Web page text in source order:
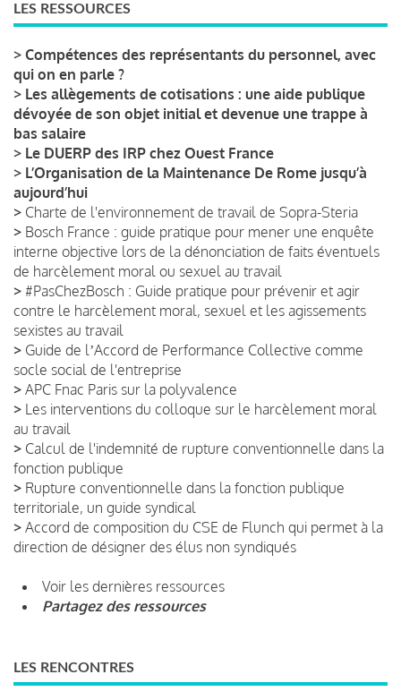
LES RESSOURCES
> Compétences des représentants du personnel, avec
qui on en parle ?
> Les allègements de cotisations : une aide publique
dévoyée de son objet initial et devenue une trappe à
bas salaire
> Le DUERP des IRP chez Ouest France
> L’Organisation de la Maintenance De Rome jusqu’à
aujourd’hui
> Charte de l'environnement de travail de Sopra-Steria
> Bosch France : guide pratique pour mener une enquête
interne objective lors de la dénonciation de faits éventuels
de harcèlement moral ou sexuel au travail
> #PasChezBosch : Guide pratique pour prévenir et agir
contre le harcèlement moral, sexuel et les agissements
sexistes au travail
> Guide de lʼAccord de Performance Collective comme
socle social de l'entreprise
> APC Fnac Paris sur la polyvalence
> Les interventions du colloque sur le harcèlement moral
au travail
> Calcul de l'indemnité de rupture conventionnelle dans la
fonction publique
> Rupture conventionnelle dans la fonction publique
territoriale, un guide syndical
> Accord de composition du CSE de Flunch qui permet à la
direction de désigner des élus non syndiqués
Voir les dernières ressources
Partagez des ressources
LES RENCONTRES